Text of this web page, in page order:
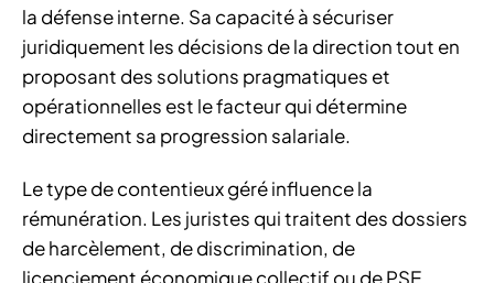
la défense interne. Sa capacité à sécuriser
juridiquement les décisions de la direction tout en
proposant des solutions pragmatiques et
opérationnelles est le facteur qui détermine
directement sa progression salariale.
Le type de contentieux géré influence la
rémunération. Les juristes qui traitent des dossiers
de harcèlement, de discrimination, de
licenciement économique collectif ou de PSE